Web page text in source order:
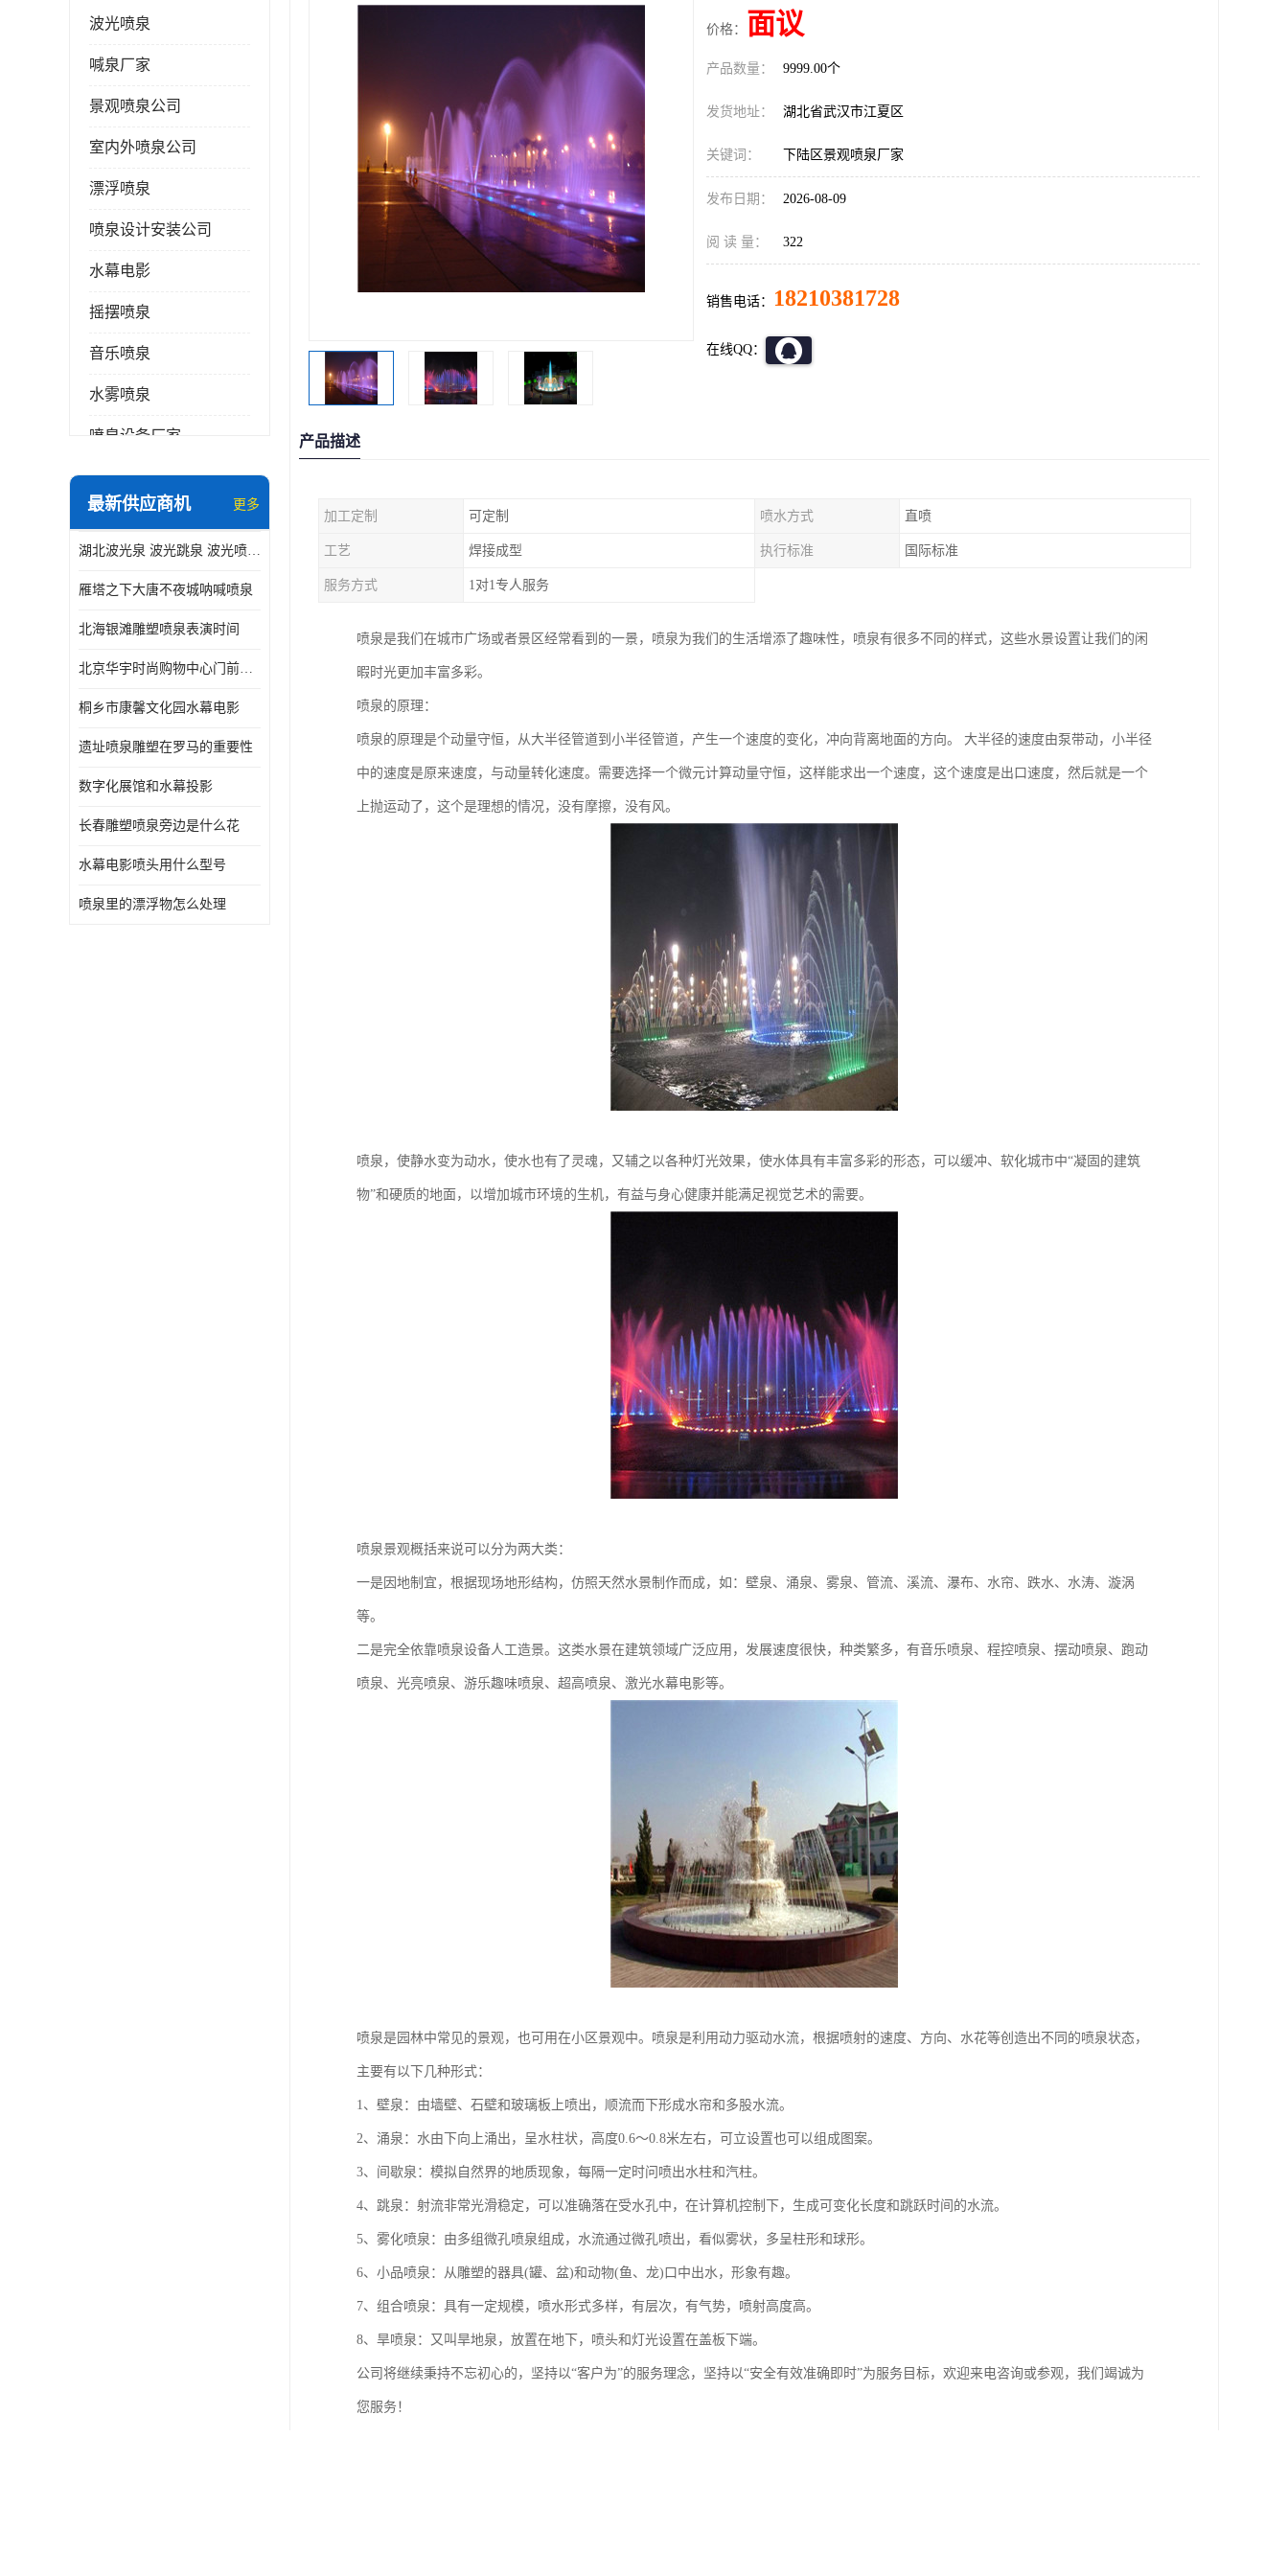
波光喷泉
喊泉厂家
景观喷泉公司
室内外喷泉公司
漂浮喷泉
喷泉设计安装公司
水幕电影
摇摆喷泉
音乐喷泉
水雾喷泉
喷泉设备厂家
数字水幕
珍珠泉
最新供应商机 更多
湖北波光泉 波光跳泉 波光喷泉设备厂家
雁塔之下大唐不夜城呐喊喷泉
北海银滩雕塑喷泉表演时间
北京华宇时尚购物中心门前喷泉 精度高
桐乡市康馨文化园水幕电影
遗址喷泉雕塑在罗马的重要性
数字化展馆和水幕投影
长春雕塑喷泉旁边是什么花
水幕电影喷头用什么型号
喷泉里的漂浮物怎么处理
价格： 面议
产品数量： 9999.00个
发货地址： 湖北省武汉市江夏区
关键词： 下陆区景观喷泉厂家
发布日期： 2026-08-09
阅 读 量： 322
销售电话： 18210381728
在线QQ：
产品描述
加工定制 可定制 喷水方式 直喷
工艺 焊接成型 执行标准 国际标准
服务方式 1对1专人服务
喷泉是我们在城市广场或者景区经常看到的一景，喷泉为我们的生活增添了趣味性，喷泉有很多不同的样式，这些水景设置让我们的闲
暇时光更加丰富多彩。
喷泉的原理：
喷泉的原理是个动量守恒，从大半径管道到小半径管道，产生一个速度的变化，冲向背离地面的方向。 大半径的速度由泵带动，小半径
中的速度是原来速度，与动量转化速度。需要选择一个微元计算动量守恒，这样能求出一个速度，这个速度是出口速度，然后就是一个
上抛运动了，这个是理想的情况，没有摩擦，没有风。
喷泉，使静水变为动水，使水也有了灵魂，又辅之以各种灯光效果，使水体具有丰富多彩的形态，可以缓冲、软化城市中“凝固的建筑
物”和硬质的地面，以增加城市环境的生机，有益与身心健康并能满足视觉艺术的需要。
喷泉景观概括来说可以分为两大类：
一是因地制宜，根据现场地形结构，仿照天然水景制作而成，如：壁泉、涌泉、雾泉、管流、溪流、瀑布、水帘、跌水、水涛、漩涡
等。
二是完全依靠喷泉设备人工造景。这类水景在建筑领域广泛应用，发展速度很快，种类繁多，有音乐喷泉、程控喷泉、摆动喷泉、跑动
喷泉、光亮喷泉、游乐趣味喷泉、超高喷泉、激光水幕电影等。
喷泉是园林中常见的景观，也可用在小区景观中。喷泉是利用动力驱动水流，根据喷射的速度、方向、水花等创造出不同的喷泉状态，
主要有以下几种形式：
1、壁泉：由墙壁、石壁和玻璃板上喷出，顺流而下形成水帘和多股水流。
2、涌泉：水由下向上涌出，呈水柱状，高度0.6～0.8米左右，可立设置也可以组成图案。
3、间歇泉：模拟自然界的地质现象，每隔一定时问喷出水柱和汽柱。
4、跳泉：射流非常光滑稳定，可以准确落在受水孔中，在计算机控制下，生成可变化长度和跳跃时间的水流。
5、雾化喷泉：由多组微孔喷泉组成，水流通过微孔喷出，看似雾状，多呈柱形和球形。
6、小品喷泉：从雕塑的器具(罐、盆)和动物(鱼、龙)口中出水，形象有趣。
7、组合喷泉：具有一定规模，喷水形式多样，有层次，有气势，喷射高度高。
8、旱喷泉：又叫旱地泉，放置在地下，喷头和灯光设置在盖板下端。
公司将继续秉持不忘初心的，坚持以“客户为”的服务理念，坚持以“安全有效准确即时”为服务目标，欢迎来电咨询或参观，我们竭诚为
您服务！